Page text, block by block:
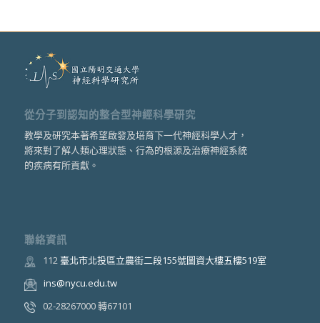
從分子到認知的整合型神經科學研究
教學及研究本著希望啟發及培育下一代神經科學人才，
將來對了解人類心理狀態、行為的根源及治療神經系統
的疾病有所貢獻。
聯絡資訊
112臺北市北投區立農街二段155號圖資大樓五樓519室
ins@nycu.edu.tw
02-28267000 轉67101